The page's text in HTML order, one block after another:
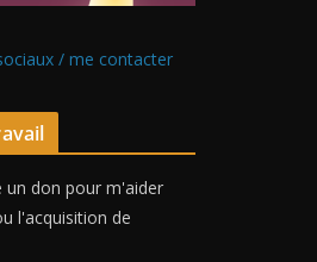
/ me contacter
un don pour m'aider
l'acquisition de